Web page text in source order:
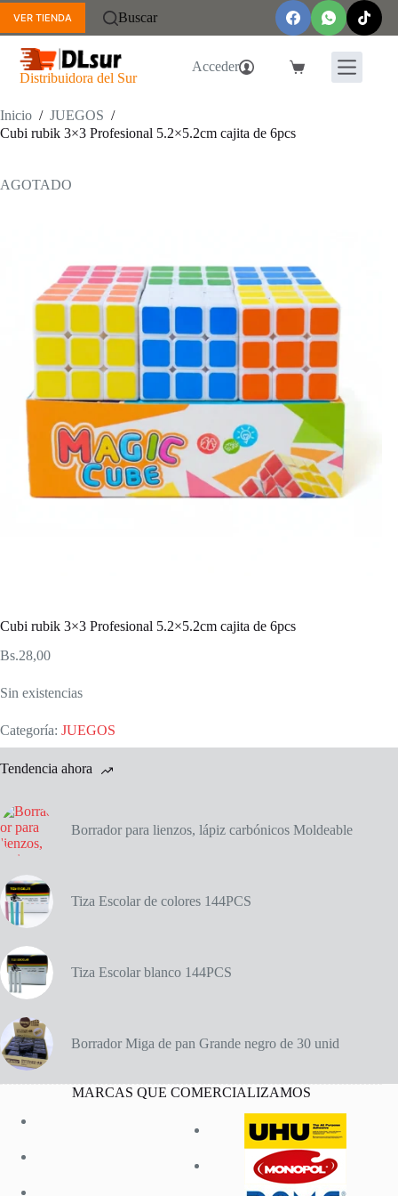
Saltar
contenido
VER TIENDA Buscar
Distribuidora del Sur
Acceder
Carro
Inicio / JUEGOS /
Cubi rubik 3×3 Profesional 5.2×5.2cm cajita de 6pcs
AGOTADO
Cubi rubik 3×3 Profesional 5.2×5.2cm cajita de 6pcs
Bs.28,00
Sin existencias
Categoría: JUEGOS
Tendencia ahora
Borrador para lienzos, lápiz carbónicos Moldeable
Tiza Escolar de colores 144PCS
Tiza Escolar blanco 144PCS
Borrador Miga de pan Grande negro de 30 unid
MARCAS QUE COMERCIALIZAMOS